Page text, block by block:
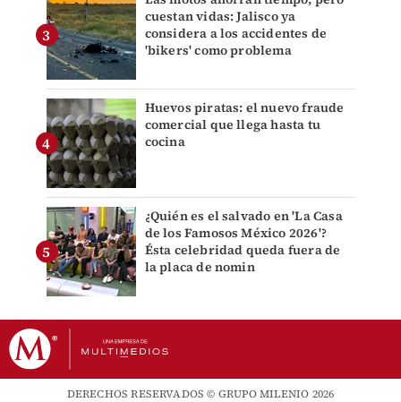
cuestan vidas: Jalisco ya
considera a los accidentes de
'bikers' como problema
Huevos piratas: el nuevo fraude
comercial que llega hasta tu
cocina
¿Quién es el salvado en 'La Casa
de los Famosos México 2026'?
Ésta celebridad queda fuera de
la placa de nomin
DERECHOS RESERVADOS © GRUPO MILENIO 2026